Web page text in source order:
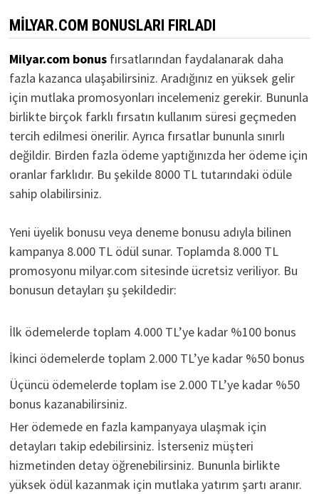
MILYAR.COM BONUSLARI FIRLADI
Milyar.com bonus fırsatlarından faydalanarak daha
fazla kazanca ulaşabilirsiniz. Aradığınız en yüksek gelir
için mutlaka promosyonları incelemeniz gerekir. Bununla
birlikte birçok farklı fırsatın kullanım süresi geçmeden
tercih edilmesi önerilir. Ayrıca fırsatlar bununla sınırlı
değildir. Birden fazla ödeme yaptığınızda her ödeme için
oranlar farklıdır. Bu şekilde 8000 TL tutarındaki ödüle
sahip olabilirsiniz.
Yeni üyelik bonusu veya deneme bonusu adıyla bilinen
kampanya 8.000 TL ödül sunar. Toplamda 8.000 TL
promosyonu milyar.com sitesinde ücretsiz veriliyor. Bu
bonusun detayları şu şekildedir:
İlk ödemelerde toplam 4.000 TL’ye kadar %100 bonus
İkinci ödemelerde toplam 2.000 TL’ye kadar %50 bonus
Üçüncü ödemelerde toplam ise 2.000 TL’ye kadar %50
bonus kazanabilirsiniz.
Her ödemede en fazla kampanyaya ulaşmak için
detayları takip edebilirsiniz. İsterseniz müşteri
hizmetinden detay öğrenebilirsiniz. Bununla birlikte
yüksek ödül kazanmak için mutlaka yatırım şartı aranır.